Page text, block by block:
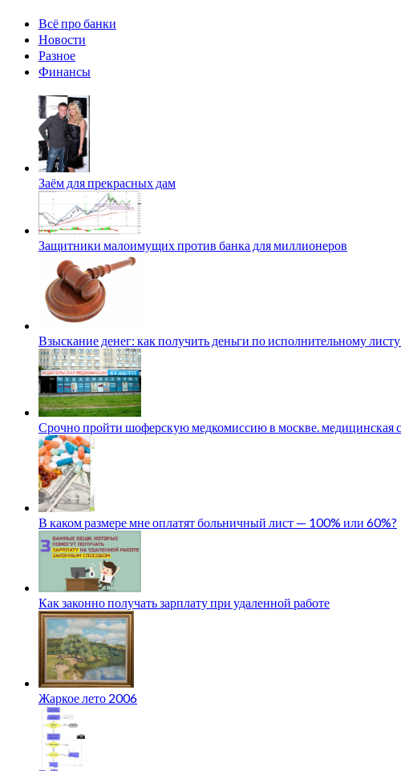
Всё про банки
Новости
Разное
Финансы
Заём для прекрасных дам
Защитники малоимущих против банка для миллионеров
Взыскание денег: как получить деньги по исполнительному
Срочно пройти шоферскую медкомиссию в москве. медицинская
В каком размере мне оплатят больничный лист — 100% или 60%?
Как законно получать зарплату при удаленной работе
Жаркое лето 2006